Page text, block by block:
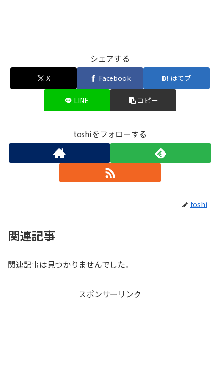
シェアする
X Facebook はてブ
LINE コピー
toshiをフォローする
toshi
関連記事
関連記事は見つかりませんでした。
スポンサーリンク